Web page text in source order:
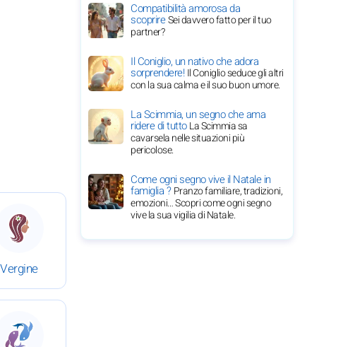
del 2 giugno 2026
Vergine
: Oroscopo completo del 2 giugno 2026
del 2 giugno 2026
: Oroscopo completo del 2 giugno 2026
Compatibilità amorosa da
scoprireSei davvero fatto per il tuo
partner?
Il Coniglio, un nativo che adora
sorprendere!Il Coniglio seduce gli altri
con la sua calma e il suo buon umore.
La Scimmia, un segno che ama
ridere di tuttoLa Scimmia sa
cavarsela nelle situazioni più
pericolose.
Come ogni segno vive il Natale in
famiglia ?Pranzo familiare, tradizioni,
emozioni… Scopri come ogni segno
vive la sua vigilia di Natale.